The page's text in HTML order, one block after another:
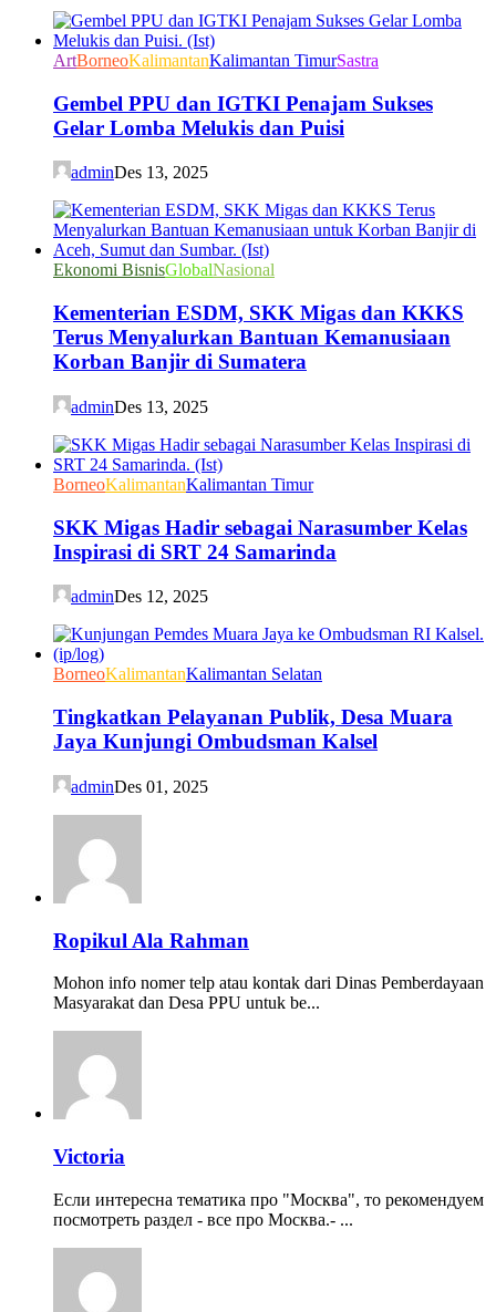
ArtBorneoKalimantanKalimantan TimurSastra
Gembel PPU dan IGTKI Penajam Sukses
Gelar Lomba Melukis dan Puisi
adminDes 13, 2025
Ekonomi BisnisGlobalNasional
Kementerian ESDM, SKK Migas dan KKKS
Terus Menyalurkan Bantuan Kemanusiaan
Korban Banjir di Sumatera
adminDes 13, 2025
BorneoKalimantanKalimantan Timur
SKK Migas Hadir sebagai Narasumber Kelas
Inspirasi di SRT 24 Samarinda
adminDes 12, 2025
BorneoKalimantanKalimantan Selatan
Tingkatkan Pelayanan Publik, Desa Muara
Jaya Kunjungi Ombudsman Kalsel
adminDes 01, 2025
Ropikul Ala Rahman
Mohon info nomer telp atau kontak dari Dinas Pemberdayaan
Masyarakat dan Desa PPU untuk be...
Victoria
Если интересна тематика про "Москва", то рекомендуем
посмотреть раздел - все про Москва.- ...